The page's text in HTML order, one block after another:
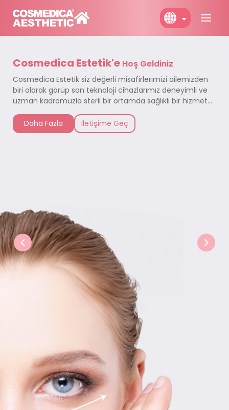
Türkçe
Deutch
Cosmedica Estetik'e Hoş Geldiniz
Cosmedica Estetik siz değerli misafirlerimizi ailemizden
biri olarak görüp son teknoloji cihazlarımız deneyimli ve
uzman kadromuzla steril bir ortamda sağlıklı bir hizmet
almanız için sizleri Cosmedica Estetik'e bekliyoruz.
Daha Fazla
İletişime Geç